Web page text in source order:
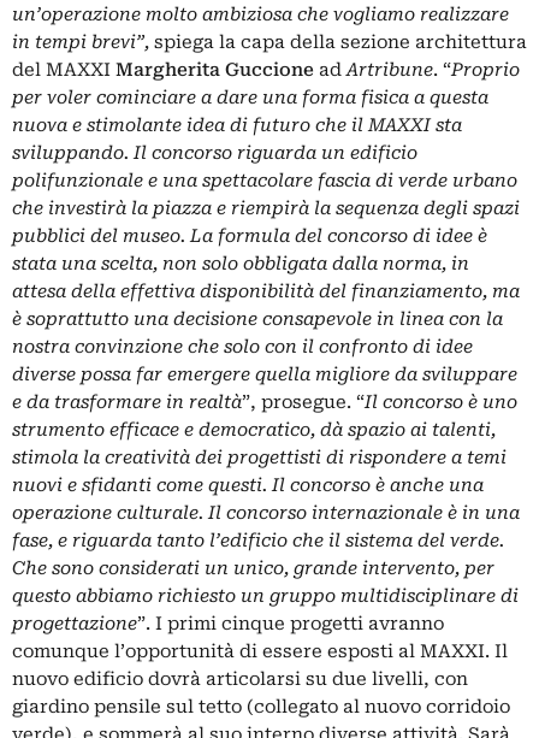
un’operazione molto ambiziosa che vogliamo realizzare
in tempi brevi”, spiega la capa della sezione architettura
del MAXXI Margherita Guccione adArtribune. “Proprio
per voler cominciare a dare una forma fisica a questa
nuova e stimolante idea di futuro che ilMAXXIsta
sviluppando. Il concorso riguarda un edificio
polifunzionale e una spettacolare fascia di verde urbano
che investirà la piazza e riempirà la sequenza degli spazi
pubblici del museo. La formula del concorso di idee è
stata una scelta, non solo obbligata dalla norma, in
attesa della effettiva disponibilità del finanziamento, ma
è soprattutto una decisione consapevole in linea con la
nostra convinzione che solo con il confronto di idee
diverse possa far emergere quella migliore da sviluppare
e da trasformare in realtà”, prosegue. “Il concorso è uno
strumento efficace e democratico, dà spazio ai talenti,
stimola la creatività dei progettisti di rispondere a temi
nuovi e sfidanti come questi. Il concorso è anche una
operazione culturale. Il concorso internazionale è in una
fase, e riguarda tanto l’edificio che il sistema del verde.
Che sono considerati un unico, grande intervento, per
questo abbiamo richiesto un gruppo multidisciplinare di
progettazione”. I primi cinque progetti avranno
comunque l’opportunità di essere esposti al MAXXI. Il
nuovo edificio dovrà articolarsi su due livelli, con
giardino pensile sul tetto (collegato al nuovo corridoio